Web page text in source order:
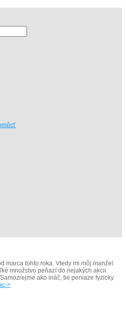
marca tohto roka. Vtedy mi môj manžel
množstvo peňazí do nejakých akcii
ako ináč, tie peniaze fyzicky
>